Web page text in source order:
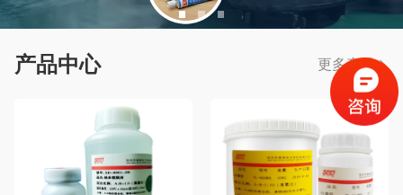
产品中心 更多产品